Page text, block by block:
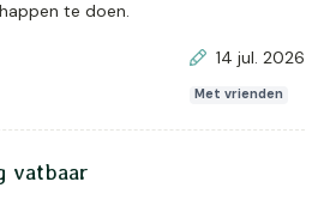
te doen.
14 jul. 2026
Met vrienden
vatbaar